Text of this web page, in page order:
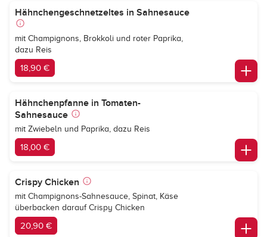
Hähnchengeschnetzeltes in Sahnesauce
mit Champignons, Brokkoli und roter Paprika,
dazu Reis
18,90 €
Hähnchenpfanne in Tomaten-
Sahnesauce
mit Zwiebeln und Paprika, dazu Reis
18,00 €
Crispy Chicken
mit Champignons-Sahnesauce, Spinat, Käse
überbacken darauf Crispy Chicken
20,90 €